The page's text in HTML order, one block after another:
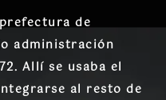
de
administración
Allí se usaba el
al resto de